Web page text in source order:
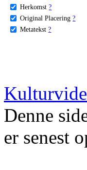
Herkomst ?
Original Placering ?
Metatekst ?
Denne
er senest